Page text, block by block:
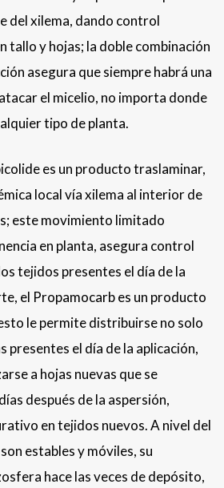
del xilema, dando control
tallo y hojas; la doble combinación
asegura que siempre habrá una
el micelio, no importa donde
tipo de planta.
es un producto traslaminar,
local vía xilema al interior de
este movimiento limitado
en planta, asegura control
tejidos presentes el día de la
el Propamocarb es un producto
le permite distribuirse no solo
presentes el día de la aplicación,
a hojas nuevas que se
después de la aspersión,
en tejidos nuevos. A nivel del
estables y móviles, su
hace las veces de depósito,